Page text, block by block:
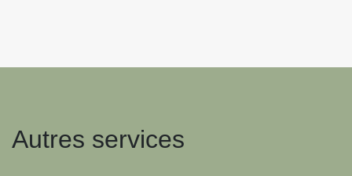
Autres services